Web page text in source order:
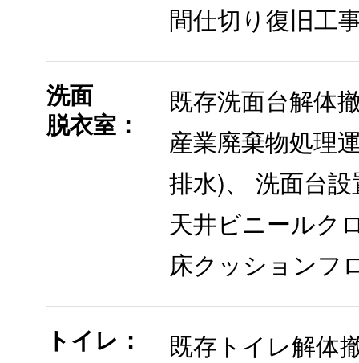
間仕切り復旧工
洗面
脱衣室：
既存洗面台解体
産業廃棄物処理
排水)、 洗面台
天井ビニールク
床クッションフ
トイレ：
既存トイレ解体